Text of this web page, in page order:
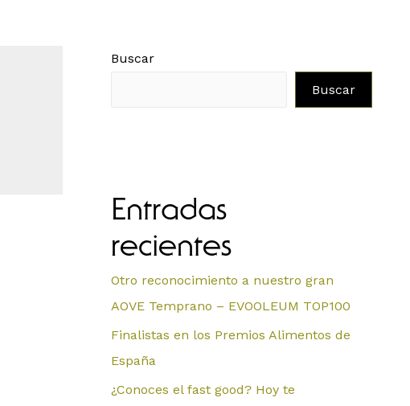
Buscar
Buscar
Entradas
recientes
Otro reconocimiento a nuestro gran
AOVE Temprano – EVOOLEUM TOP100
Finalistas en los Premios Alimentos de
España
¿Conoces el fast good? Hoy te